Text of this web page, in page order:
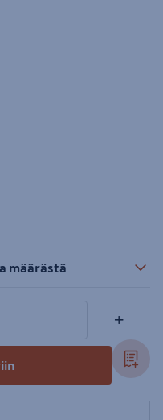
määrästä
+